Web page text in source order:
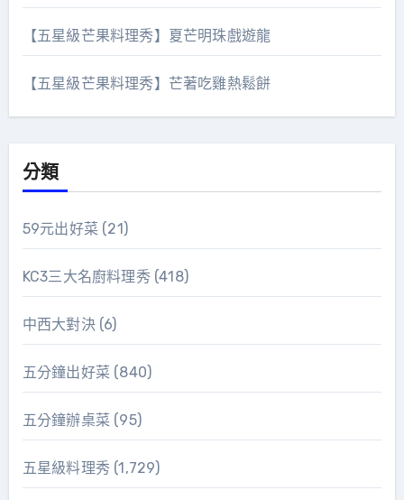
【五星級芒果料理秀】夏芒明珠戲遊龍
【五星級芒果料理秀】芒著吃雞熱鬆餅
分類
59元出好菜 (21)
KC3三大名廚料理秀(418)
中西大對決(6)
五分鐘出好菜 (840)
五分鐘辦桌菜 (95)
五星級料理秀(1,729)